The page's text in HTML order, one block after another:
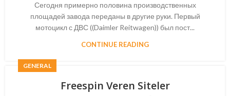
Сегодня примерно половина производственных
площадей завода переданы в другие руки. Первый
мотоцикл с ДВС ((Daimler Reitwagen)) был пост...
CONTINUE READING
GENERAL
Freespin Veren Siteler